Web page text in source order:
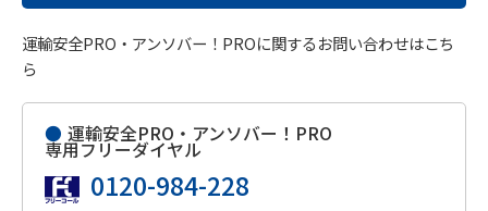
運輸安全PRO・アンソバー！PROに関するお問い合わせはこち
ら
● 運輸安全PRO・アンソバー！PRO
専用フリーダイヤル
0120-984-228